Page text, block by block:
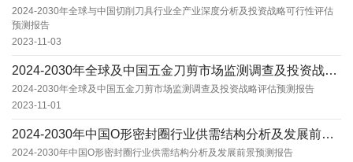
2024-2030年全球与中国切削刀具行业全产业深度分析及投资战略可行性评估
预测报告
2023-11-03
2024-2030年全球及中国五金刀剪市场监测调查及投资战略评估预测报告
2024-2030年全球及中国五金刀剪市场监测调查及投资战略评估预测报告
2023-11-01
2024-2030年中国O形密封圈行业供需结构分析及发展前景预测报告
2024-2030年中国O形密封圈行业供需结构分析及发展前景预测报告